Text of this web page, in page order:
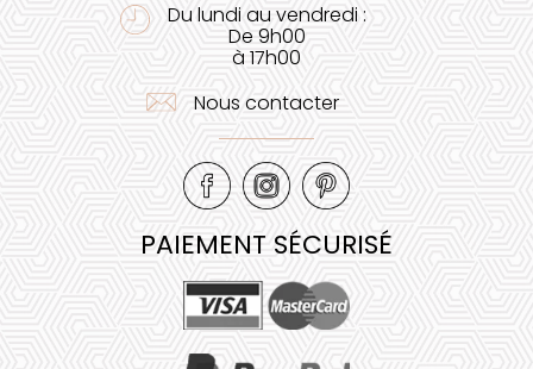
Du lundi au vendredi :
De 9h00
à 17h00
Nous contacter
PAIEMENT SÉCURISÉ